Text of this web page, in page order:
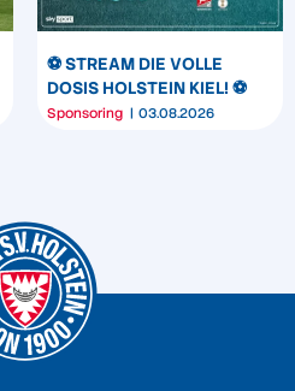
⚽️ STREAM DIE VOLLE
DOSIS HOLSTEIN KIEL! ⚽️
Sponsoring 03.08.2026